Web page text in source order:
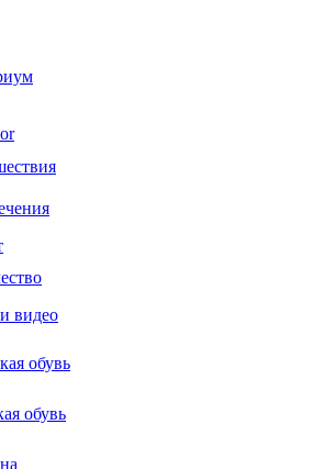
видео
обувь
обувь